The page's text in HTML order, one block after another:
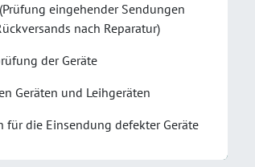
eingehender Sendungen
nach Reparatur)
der Geräte
Geräten und Leihgeräten
die Einsendung defekter Geräte